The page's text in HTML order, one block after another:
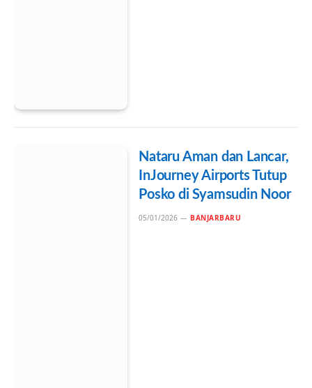
Nataru Aman dan Lancar,
InJourney Airports Tutup
Posko di Syamsudin Noor
05/01/2026 BANJARBARU